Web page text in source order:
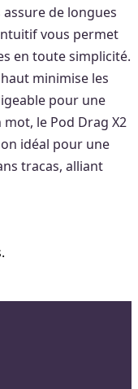
de longues
vous permet
en toute simplicité.
minimise les
pour une
le Pod Drag X2
idéal pour une
tracas, alliant